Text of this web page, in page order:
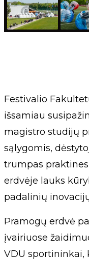
Festivalio
išsamiau
magistro studijų
sąlygomis,
trumpas
erdvėje lauks
padalinių
Pramogų erdvė
įvairiuose
VDU sportininkai,